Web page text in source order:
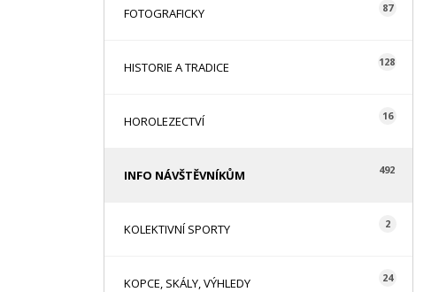
FOTOGRAFICKY 87
HISTORIE A TRADICE 128
HOROLEZECTVÍ 16
INFO NÁVŠTĚVNÍKŮM 492
KOLEKTIVNÍ SPORTY 2
KOPCE, SKÁLY, VÝHLEDY 24